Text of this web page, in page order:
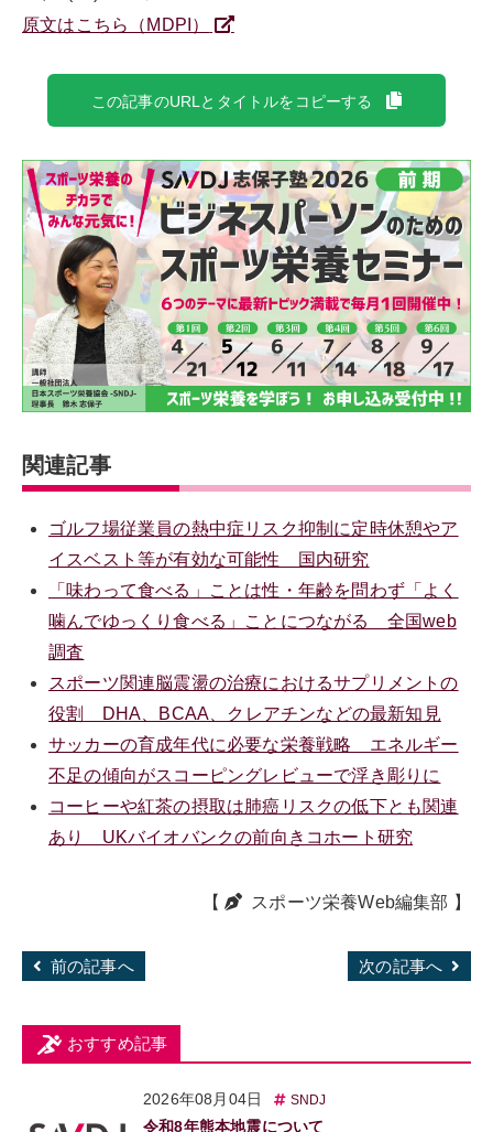
原文はこちら（MDPI）
この記事のURLとタイトルをコピーする
関連記事
ゴルフ場従業員の熱中症リスク抑制に定時休憩やア
イスベスト等が有効な可能性 国内研究
「味わって食べる」ことは性・年齢を問わず「よく
噛んでゆっくり食べる」ことにつながる 全国web
調査
スポーツ関連脳震盪の治療におけるサプリメントの
役割 DHA、BCAA、クレアチンなどの最新知見
サッカーの育成年代に必要な栄養戦略 エネルギー
不足の傾向がスコーピングレビューで浮き彫りに
コーヒーや紅茶の摂取は肺癌リスクの低下とも関連
あり UKバイオバンクの前向きコホート研究
【 スポーツ栄養Web編集部 】
前の記事へ 次の記事へ
おすすめ記事
2026年08月04日 SNDJ
令和8年熊本地震について